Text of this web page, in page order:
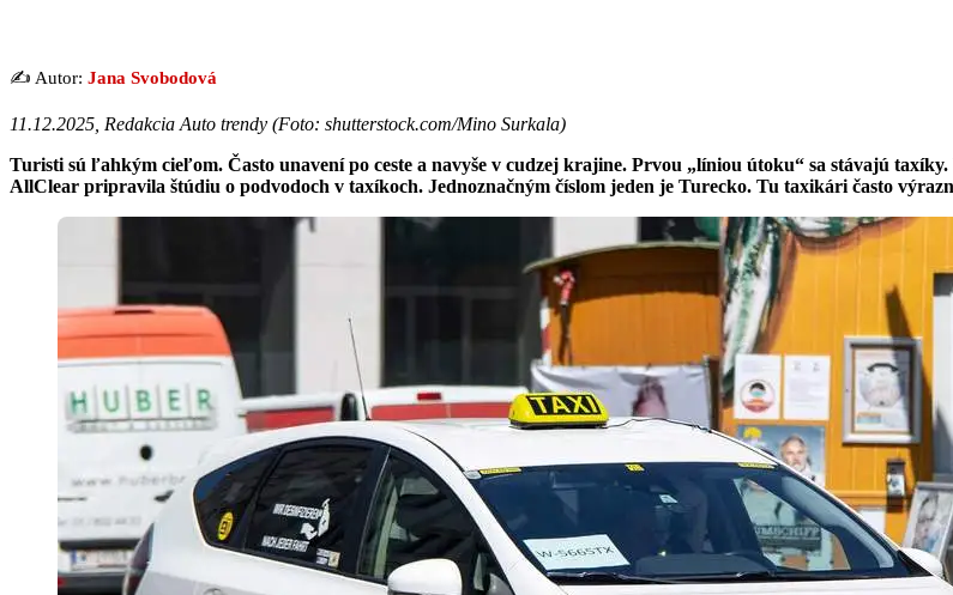
✍️ Autor: Jana Svobodová
11.12.2025, Redakcia Auto trendy (Foto: shutterstock.com/Mino Surkala)
Turisti sú ľahkým cieľom. Často unavení po ceste a navyše v cudzej krajine. Prvou „líniou útoku“ sa stávajú
AllClear pripravila štúdiu o podvodoch v taxíkoch. Jednoznačným číslom jeden je Turecko. Tu taxikári často